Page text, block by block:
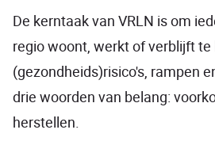
De kerntaak van VRLN is om
regio woont, werkt of verblijft
(gezondheids)risico's, rampen
drie woorden van belang:
herstellen.